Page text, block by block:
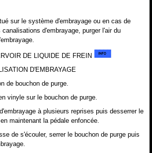
sur le système d'embrayage ou en cas de
d'embrayage, purger l'air du
DE LIQUIDE DE FREIN
D'EMBRAYAGE
de bouchon de purge.
vinyle sur le bouchon de purge.
à plusieurs reprises puis desserrer le
maintenant la pédale enfoncée.
de s'écouler, serrer le bouchon de purge puis